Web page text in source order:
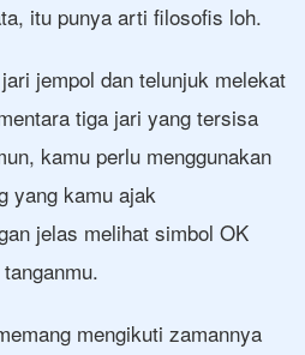
itu punya arti filosofis loh.
jempol dan telunjuk melekat
tiga jari yang tersisa
kamu perlu menggunakan
yang kamu ajak
jelas melihat simbol OK
mengikuti zamannya